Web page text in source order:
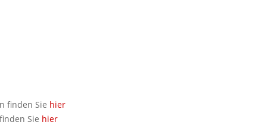
finden Sie hier
Sie hier